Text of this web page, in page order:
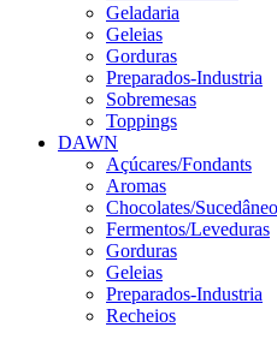
Geladaria
Geleias
Gorduras
Preparados-Industria
Sobremesas
Toppings
DAWN
Açúcares/Fondants
Aromas
Chocolates/
Fermentos/Leveduras
Gorduras
Geleias
Preparados-Industria
Recheios